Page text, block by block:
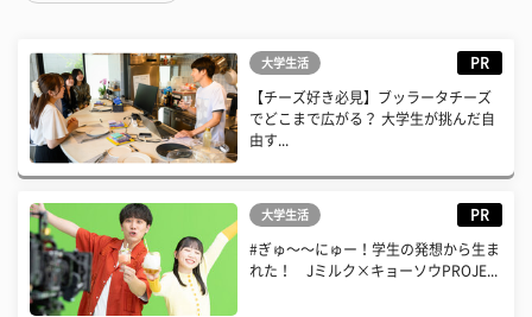
大学生活 PR
【チーズ好き必見】ブッラータチーズ
でどこまで広がる？ 大学生が挑んだ自
由す...
大学生活 PR
#ぎゅ〜〜にゅー！学生の発想から生ま
れた！ Jミルク×キョーソウPROJE...